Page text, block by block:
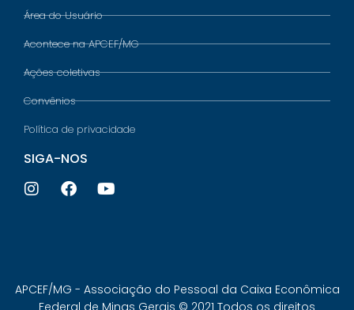
Área do Usuário
Acontece na APCEF/MG
Ações coletivas
Convênios
Política de privacidade
SIGA-NOS
APCEF/MG - Associação do Pessoal da Caixa Econômica
Federal de Minas Gerais © 2021 Todos os direitos